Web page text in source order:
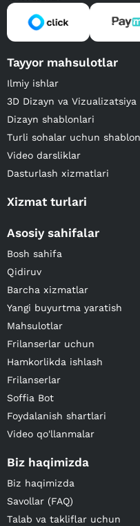
Tayyor mahsulotlar
Ilmiy ishlar
3D Dizayn va Vizualizatsiya
Dizayn shablonlari
Turli sohalar uchun
Video darsliklar
Dasturlash xizmatlari
Xizmat turlari
Asosiy sahifalar
Bosh sahifa
Qidiruv
Barcha xizmatlar
Yangi buyurtma yaratish
Mahsulotlar
Frilanserlar uchun
Hamkorlikda ishlash
Frilanserlar
Soffia Bot
Foydalanish shartlari
Video qo'llanmalar
Biz haqimizda
Biz haqimizda
Savollar (FAQ)
Talab va takliflar uchun